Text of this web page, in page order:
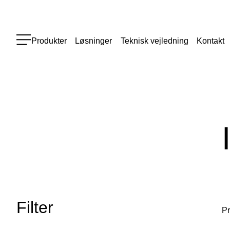
Produkter Løsninger Teknisk vejledning Kontakt
Filter